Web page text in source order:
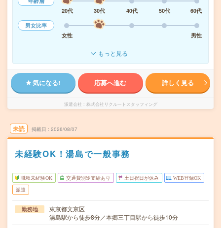
20代
30代 40代 50代
60代
男女比率
女性
男性
もっと見る
気になる! 応募へ進む 詳しく見る
派遣会社 株式会社リクルートスタッフィング
未読 掲載日 2026/08/07
未経験OK！湯島で一般事務
職種未経験OK 交通費別途支給あり 土日祝日が休み WEB登録OK
派遣
勤務地
東京都文京区
湯島駅から徒歩8分／本郷三丁目駅から徒歩10分